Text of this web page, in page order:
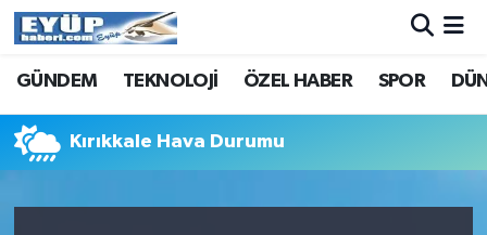
GÜNDEM TEKNOLOJİ ÖZEL HABER SPOR
Kırıkkale Hava Durumu